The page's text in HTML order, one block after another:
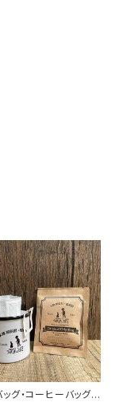
ッグ・コーヒーバッグ